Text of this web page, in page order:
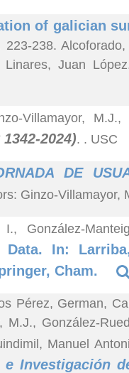
of galician
223-238.
Juan
Villamayor,
2024). . USC
DE
Ginzo-Villamayor,
González-
Data. In:
Cham.
Pérez, German,
M.J., González-
Manuel
Investigación